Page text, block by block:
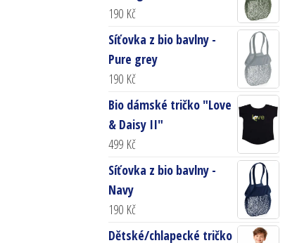
190 Kč
Síťovka z bio bavlny -
Pure grey
190 Kč
Bio dámské tričko "Love
& Daisy II"
499 Kč
Síťovka z bio bavlny -
Navy
190 Kč
Dětské/chlapecké tričko